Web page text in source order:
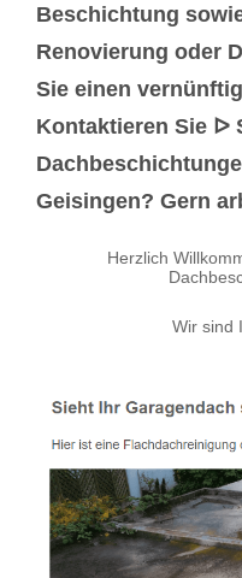
Beschichtung
Renovierung oder
Sie einen
Kontaktieren Sie ᐅ
Geisingen? Gern
Herzlich
Wir sind